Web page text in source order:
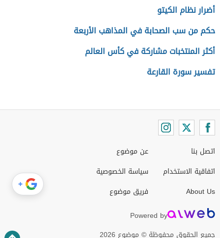
أضرار نظام الكيتو
حكم من سب الصحابة في المذاهب الأربعة
أكثر المنتخبات مشاركة في كأس العالم
تفسير سورة القارعة
اتصل بنا
اتفاقية الاستخدام
About Us
عن موضوع
سياسة الخصوصية
فريق موضوع
Powered by
جميع الحقوق محفوظة © موضوع 2026
+